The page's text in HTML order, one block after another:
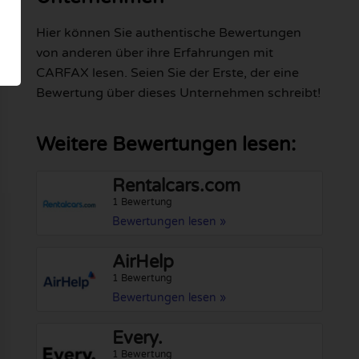
Hier können Sie authentische Bewertungen
von anderen über ihre Erfahrungen mit
CARFAX lesen. Seien Sie der Erste, der eine
Bewertung über dieses Unternehmen schreibt!
Weitere Bewertungen lesen:
Rentalcars.com
1 Bewertung
Bewertungen lesen »
AirHelp
1 Bewertung
Bewertungen lesen »
Every.
1 Bewertung